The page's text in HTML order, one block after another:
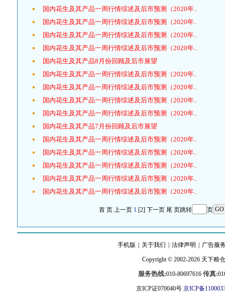
国内花生及其产品一周行情综述及后市预测（2020年..
国内花生及其产品一周行情综述及后市预测（2020年..
国内花生及其产品一周行情综述及后市预测（2020年..
国内花生及其产品一周行情综述及后市预测（2020年..
国内花生及其产品8月份回顾及后市展望
国内花生及其产品一周行情综述及后市预测（2020年..
国内花生及其产品一周行情综述及后市预测（2020年..
国内花生及其产品一周行情综述及后市预测（2020年..
国内花生及其产品一周行情综述及后市预测（2020年..
国内花生及其产品7月份回顾及后市展望
国内花生及其产品一周行情综述及后市预测（2020年..
国内花生及其产品一周行情综述及后市预测（2020年..
国内花生及其产品一周行情综述及后市预测（2020年..
国内花生及其产品一周行情综述及后市预测（2020年..
国内花生及其产品一周行情综述及后市预测（2020年..
首 页 上一页 1 [2] 下一页 尾 页跳转 页
手机版 关于我们 法律声明 广告服
Copyright © 2002-2026 天下粮仓
服务热线:010-80697616 传真:
京ICP证070040号 京ICP备